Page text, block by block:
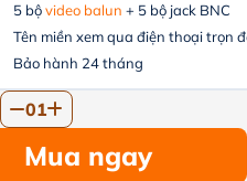
5 bộvideo balun + 5 bộ jack BNC
Tên miền xem qua điện thoại trọn
Bảo hành 24 tháng
01
Mua ngay